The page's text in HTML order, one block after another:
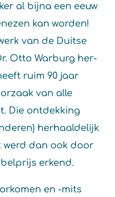
al bijna een eeuw
kan worden!
van de Duitse
Otto Warburg her-
ruim 90 jaar
van alle
Die ontdekking
herhaaldelijk
werd dan ook door
erkend.
en -mits